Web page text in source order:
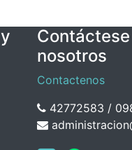
nosotros
Contactenos
42772583 /